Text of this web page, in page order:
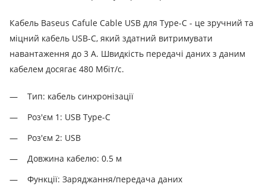
Кабель Baseus Cafule Cable USB для Type-C - це зручний та
міцний кабель USB-C, який здатний витримувати
навантаження до 3 А. Швидкість передачі даних з даним
кабелем досягає 480 Мбіт/с.
Тип: кабель синхронізації
Роз'єм 1: USB Type-C
Роз'єм 2: USB
Довжина кабелю: 0.5 м
Функції: Заряджання/передача даних